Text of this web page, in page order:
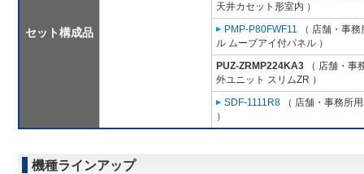
セット構成品
天井カセット形室内 ）
PMP-P80FWF11 （ 店舗・事
ル ムーブアイ付パネル ）
PUZ-ZRMP224KA3 （ 店舗・事
外ユニット スリムZR ）
SDF-1111R8 （ 店舗・事務所
）
機種ラインアップ